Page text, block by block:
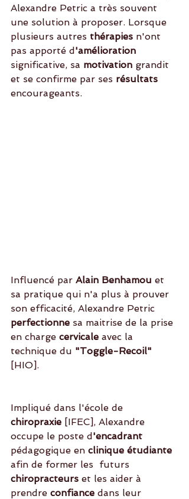
Alexandre Petric a très souvent
une solution à proposer. Lorsque
plusieurs autres thérapies n'ont
pas apporté d'amélioration
significative, sa motivation grandit
et se confirme par ses résultats
encourageants.
Influencé par Alain Benhamou et
sa pratique qui n'a plus à prouver
son efficacité, Alexandre Petric
perfectionne sa maitrise de la prise
en charge cervicale avec la
technique du "Toggle-Recoil"
[HIO].
Impliqué dans l'école de
chiropraxie [IFEC], Alexandre
occupe le poste d 'encadrant
pédagogique en clinique étudiante
afin de former les  futurs
chiropracteurs et les aider à
prendre confiance dans leur